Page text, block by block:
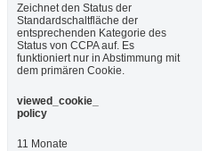
Zeichnet den Status der
Standardschaltfläche der
entsprechenden Kategorie des
Status von CCPA auf. Es
funktioniert nur in Abstimmung mit
dem primären Cookie.
viewed_cookie_
policy
11 Monate